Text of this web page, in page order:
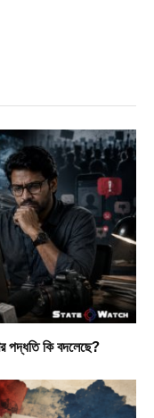
পদ্ধতি কি বদলেছে?